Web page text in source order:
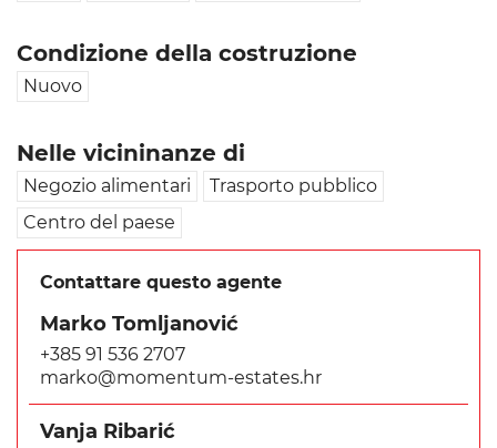
Condizione della costruzione
Nuovo
Nelle vicininanze di
Negozio alimentari
Trasporto pubblico
Centro del paese
Contattare questo agente
Marko Tomljanović
+385 91 536 2707
marko@momentum-estates.hr
Vanja Ribarić